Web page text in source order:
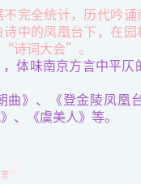
完全统计，历代吟
中的凤凰台下，在
诗词大会”。
体味南京方言中平
》、《登金陵凤凰
、《虞美人》等。